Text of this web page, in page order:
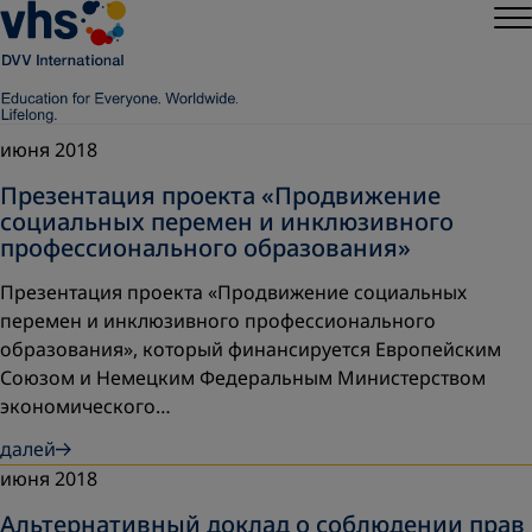
июня 2018
Презентация проекта «Продвижение
социальных перемен и инклюзивного
профессионального образования»
Презентация проекта «Продвижение социальных
перемен и инклюзивного профессионального
образования», который финансируется Европейским
Союзом и Немецким Федеральным Министерством
экономического…
далей
июня 2018
Альтернативный доклад о соблюдении прав